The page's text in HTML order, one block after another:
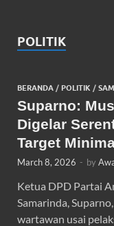
POLITIK
BERANDA / POLITIK /
Suparno:
Digelar
Target
March 8, 2026 - by
Ketua DPD Partai
Samarinda,
wartawan usai